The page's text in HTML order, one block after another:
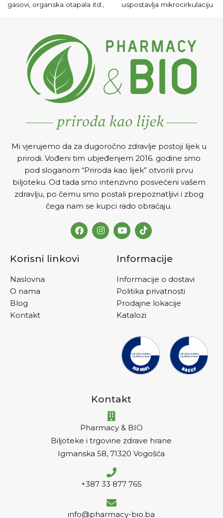
gasovi, organska otapala itd.,
funkcije, u slučajevima
dijareje, nadutosti, žgaravice,
gastroenteritisa, želučane
boli.
uspostavlja mikrocirkulaciju
Mi vjerujemo da za dugoročno zdravlje postoji lijek u
prirodi. Vođeni tim ubjeđenjem 2016. godine smo
pod sloganom “Priroda kao lijek” otvorili prvu
biljoteku. Od tada smo intenzivno posvećeni vašem
zdravlju, po čemu smo postali prepoznatljivi i zbog
čega nam se kupci rado obraćaju.
Korisni linkovi
Naslovna
O nama
Blog
Kontakt
Informacije
Informacije o dostavi
Politika privatnosti
Prodajne lokacije
Katalozi
Kontakt
Pharmacy & BIO
Biljoteke i trgovine zdrave hrane
Igmanska 58, 71320 Vogošća
+387 33 877 765
info@pharmacy-bio.ba